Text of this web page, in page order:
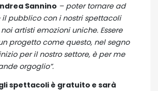
Sannino – poter tornare ad
pubblico con i nostri spettacoli
artisti emozioni uniche. Essere
progetto come questo, nel segno
per il nostro settore, è per me
orgoglio”.
spettacoli è gratuito e sarà